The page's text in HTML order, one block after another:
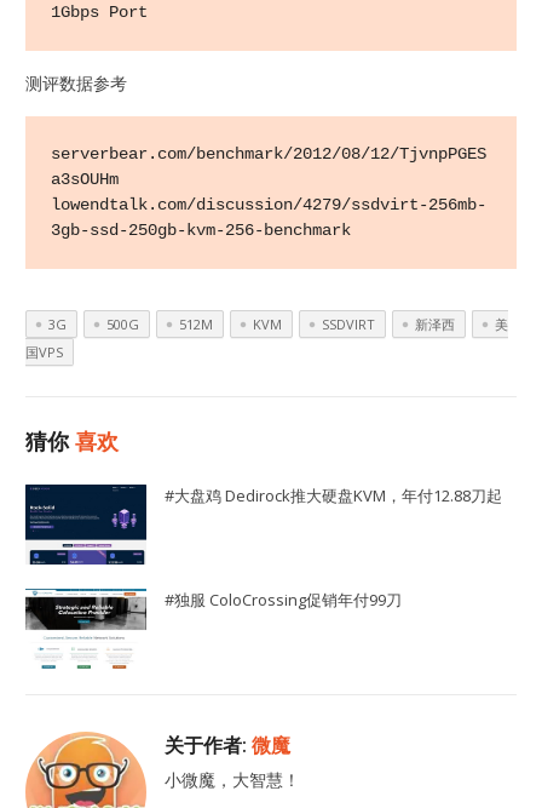
1Gbps Port
测评数据参考
serverbear.com/benchmark/2012/08/12/TjvnpPGES
a3sOUHm
lowendtalk.com/discussion/4279/ssdvirt-256mb-
3gb-ssd-250gb-kvm-256-benchmark
3G 500G 512M KVM SSDVIRT 新泽西
美
国VPS
猜你喜欢
#大盘鸡 Dedirock推大硬盘KVM，年付12.88刀起
#独服 ColoCrossing促销年付99刀
关于作者:微魔
小微魔，大智慧！